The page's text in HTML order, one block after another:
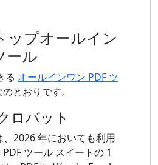
ップオールイン
ール
る オールインワン PDF ツ
とおりです。
ロバット
2026 年においても利用
ツール スイートの 1